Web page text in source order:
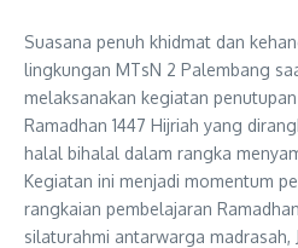
Suasana penuh khidmat dan
lingkungan MTsN 2 Palembang
melaksanakan kegiatan
Ramadhan 1447 Hijriah yang
halal bihalal dalam rangka
Kegiatan ini menjadi momentum
rangkaian pembelajaran
silaturahmi antarwarga madrasah,